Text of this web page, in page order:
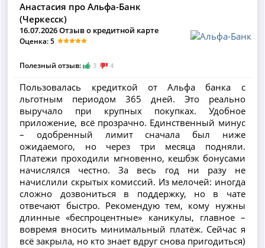
Анастасия про Альфа-Банк
(Черкесск)
16.07.2026 Отзыв о кредитной карте
Оценка: 5
Полезный отзыв: 3 4
Пользовалась кредиткой от Альфа банка с
льготным периодом 365 дней. Это реально
выручало при крупных покупках. Удобное
приложение, всё прозрачно. Единственный минус
– одобренный лимит сначала был ниже
ожидаемого, но через три месяца подняли.
Платежи проходили мгновенно, кешбэк бонусами
начислялся честно. За весь год ни разу не
начислили скрытых комиссий. Из мелочей: иногда
сложно дозвониться в поддержку, но в чате
отвечают быстро. Рекомендую тем, кому нужны
длинные «беспроцентные» каникулы, главное –
вовремя вносить минимальный платёж. Сейчас я
всё закрыла, но кто знает вдруг снова пригодиться)